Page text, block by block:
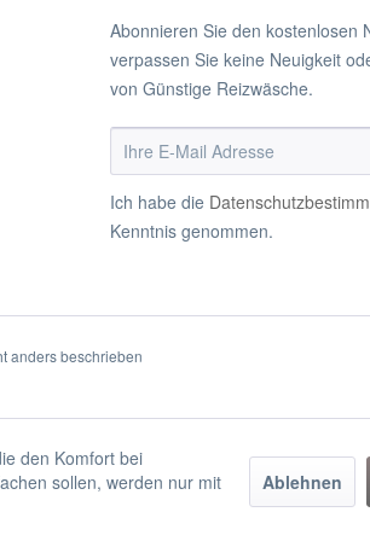
Abonnieren Sie den kostenlosen
verpassen Sie keine Neuigkeit
von Günstige Reizwäsche.
Ich habe die
Kenntnis genommen.
anders beschrieben
den Komfort bei
sollen, werden nur mit
Ablehnen